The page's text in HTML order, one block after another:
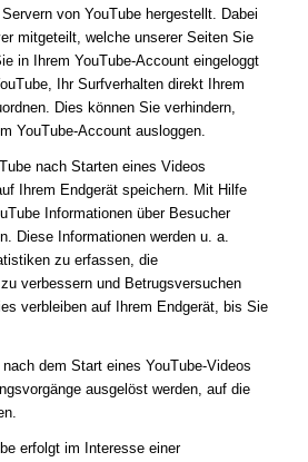
von YouTube hergestellt. Dabei
mitgeteilt, welche unserer Seiten Sie
in Ihrem YouTube-Account eingeloggt
Ihr Surfverhalten direkt Ihrem
Dies können Sie verhindern,
YouTube-Account ausloggen.
nach Starten eines Videos
Ihrem Endgerät speichern. Mit Hilfe
Informationen über Besucher
Diese Informationen werden u. a.
zu erfassen, die
verbessern und Betrugsversuchen
verbleiben auf Ihrem Endgerät, bis Sie
dem Start eines YouTube-Videos
ausgelöst werden, auf die
erfolgt im Interesse einer